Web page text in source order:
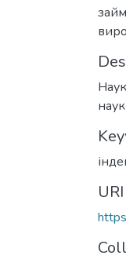
URI